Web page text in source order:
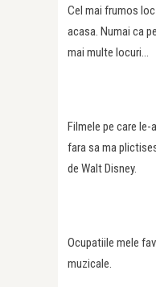
Cel mai frumos
acasa. Numai ca
mai multe locuri…
Filmele pe care
fara sa ma
de Walt Disney.
Ocupatiile mele
muzicale.